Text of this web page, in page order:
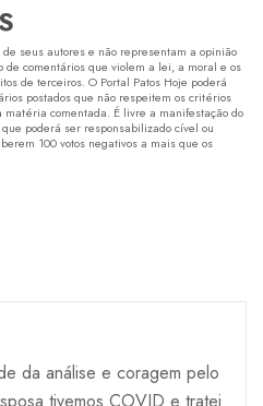
seus autores e não representam a opinião
de comentários que violem a lei, a moral e os
de terceiros. O Portal Patos Hoje poderá
postados que não respeitem os critérios
matéria comentada. É livre a manifestação do
poderá ser responsabilizado cível ou
100 votos negativos a mais que os
da análise e coragem pelo
tivemos COVID e tratei